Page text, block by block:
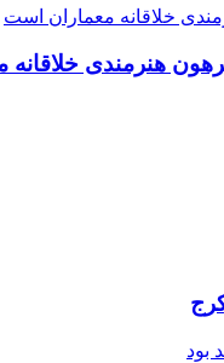
هنرمندی خلاقانه